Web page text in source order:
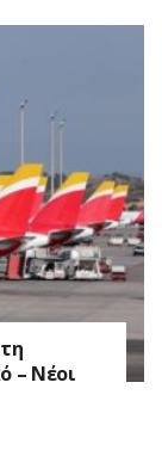
– Νέοι